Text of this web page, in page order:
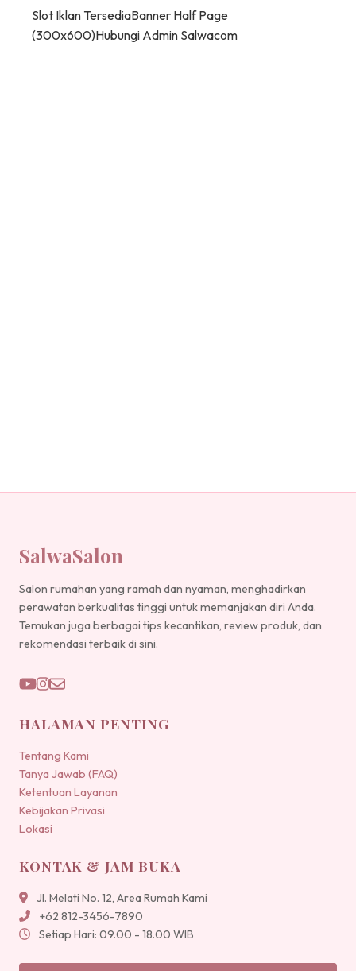
Slot Iklan TersediaBanner Half Page
(300x600)Hubungi Admin Salwacom
SalwaSalon
Salon rumahan yang ramah dan nyaman, menghadirkan
perawatan berkualitas tinggi untuk memanjakan diri Anda.
Temukan juga berbagai tips kecantikan, review produk, dan
rekomendasi terbaik di sini.
HALAMAN PENTING
Tentang Kami
Tanya Jawab (FAQ)
Ketentuan Layanan
Kebijakan Privasi
Lokasi
KONTAK & JAM BUKA
Jl. Melati No. 12, Area Rumah Kami
+62 812-3456-7890
Setiap Hari: 09.00 - 18.00 WIB